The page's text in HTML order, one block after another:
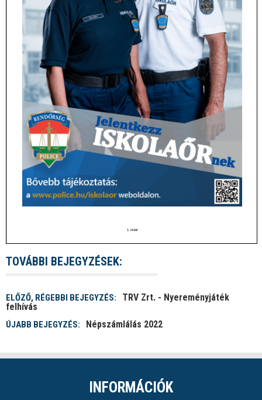
TOVÁBBI BEJEGYZÉSEK:
ELŐZŐ, RÉGEBBI BEJEGYZÉS:
TRV Zrt. - Nyereményjáték
felhívás
ÚJABB BEJEGYZÉS: Népszámlálás 2022
INFORMÁCIÓK